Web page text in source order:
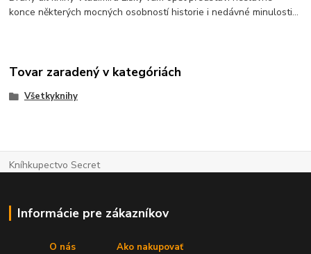
konce některých mocných osobností historie i nedávné minulosti…
Tovar zaradený v kategóriách
Všetkyknihy
Kníhkupectvo Secret
Informácie pre zákazníkov
O nás
Ako nakupovať